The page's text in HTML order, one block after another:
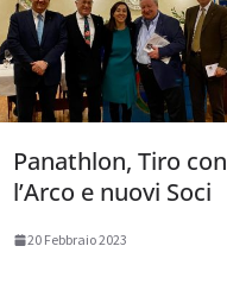
Panathlon, Tiro con
l’Arco e nuovi Soci
20 Febbraio 2023